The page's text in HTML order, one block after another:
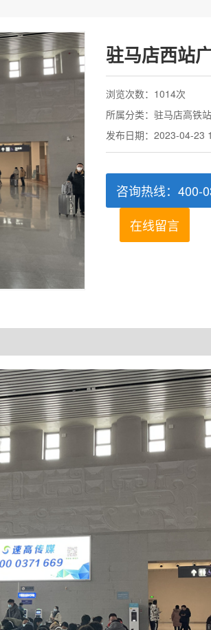
驻马店西站
浏览次数：1014次
所属分类：驻马店高铁
发布日期：2023-04-23
咨询热线：400-
在线留言